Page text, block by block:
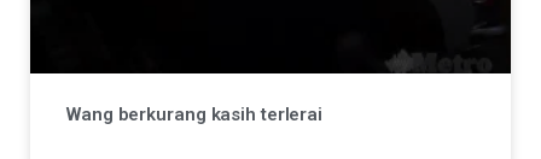
Wang berkurang kasih terlerai